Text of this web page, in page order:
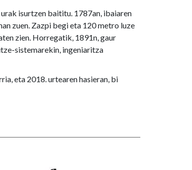
isurtzen baititu. 1787an, ibaiaren
zuen. Zazpi begi eta 120 metro luze
zien. Horregatik, 1891n, gaur
sistemarekin, ingeniaritza
eta 2018. urtearen hasieran, bi